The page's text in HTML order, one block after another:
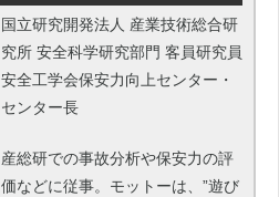
国立研究開発法人 産業技術総合研
究所 安全科学研究部門 客員研究員
安全工学会保安力向上センター・
センター長
産総研での事故分析や保安力の評
価などに従事。モットーは、”遊び